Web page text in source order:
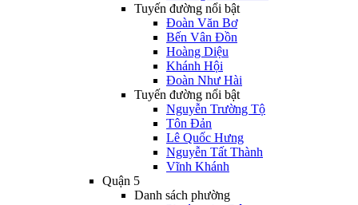
Tuyến đường nổi bật
Đoàn Văn Bơ
Bến Vân Đồn
Hoàng Diệu
Khánh Hội
Đoàn Như Hài
Tuyến đường nổi bật
Nguyễn Trường Tộ
Tôn Đản
Lê Quốc Hưng
Nguyễn Tất Thành
Vĩnh Khánh
Quận 5
Danh sách phường